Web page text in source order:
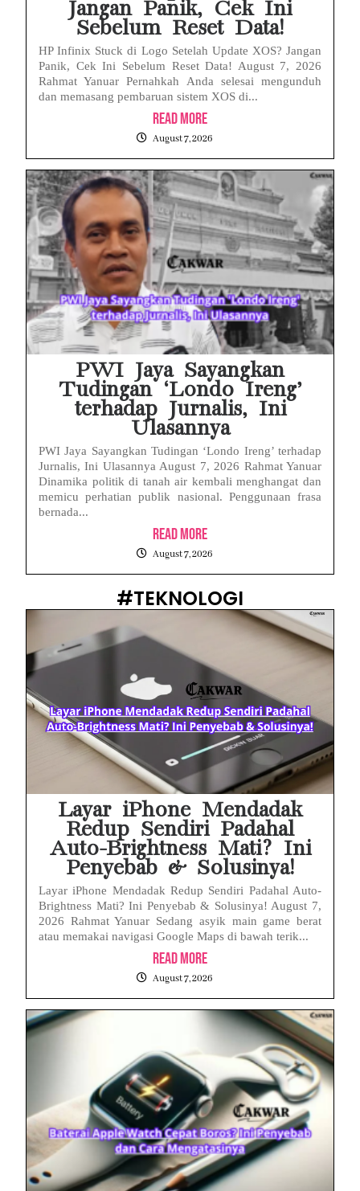
Jangan Panik, Cek Ini
Sebelum Reset Data!
HP Infinix Stuck di Logo Setelah Update XOS? Jangan
Panik, Cek Ini Sebelum Reset Data! August 7, 2026
Rahmat Yanuar Pernahkah Anda selesai mengunduh
dan memasang pembaruan sistem XOS di...
Read More
August 7, 2026
PWI Jaya Sayangkan
Tudingan ‘Londo Ireng’
terhadap Jurnalis, Ini
Ulasannya
PWI Jaya Sayangkan Tudingan ‘Londo Ireng’ terhadap
Jurnalis, Ini Ulasannya August 7, 2026 Rahmat Yanuar
Dinamika politik di tanah air kembali menghangat dan
memicu perhatian publik nasional. Penggunaan frasa
bernada...
Read More
August 7, 2026
#TEKNOLOGI
Layar iPhone Mendadak
Redup Sendiri Padahal
Auto-Brightness Mati? Ini
Penyebab & Solusinya!
Layar iPhone Mendadak Redup Sendiri Padahal Auto-
Brightness Mati? Ini Penyebab & Solusinya! August 7,
2026 Rahmat Yanuar Sedang asyik main game berat
atau memakai navigasi Google Maps di bawah terik...
Read More
August 7, 2026